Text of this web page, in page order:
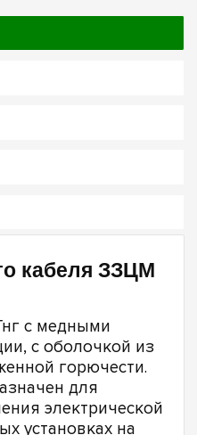
кабеля ЗЗЦМ
с медными
с оболочкой из
горючести.
для
электрической
установках на